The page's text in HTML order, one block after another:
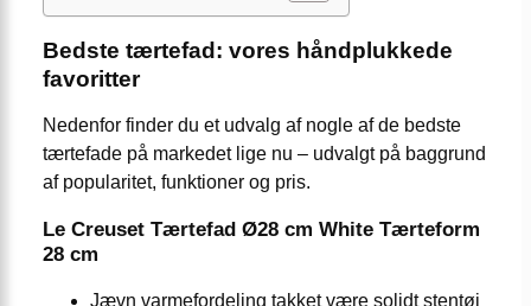
Bedste tærtefad: vores håndplukkede
favoritter
Nedenfor finder du et udvalg af nogle af de bedste
tærtefade på markedet lige nu – udvalgt på baggrund
af popularitet, funktioner og pris.
Le Creuset Tærtefad Ø28 cm White Tærteform
28 cm
Jævn varmefordeling takket være solidt stentøj